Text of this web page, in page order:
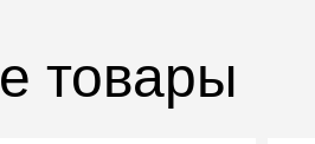
товары